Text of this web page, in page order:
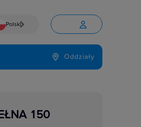
Polski

Oddziały
150